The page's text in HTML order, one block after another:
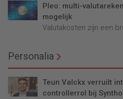
Pleo: multi-
mogelijk
Valutakosten zijn een
Personalia
Teun Valckx verruilt
controllerrol bij